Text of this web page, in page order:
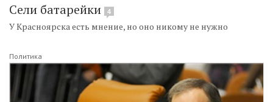
Сели батарейки 4
У Красноярска есть мнение, но оно никому не нужно
Политика